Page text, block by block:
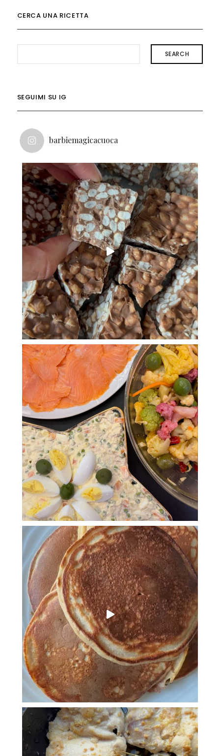
CERCA UNA RICETTA
SEARCH
SEGUIMI SU IG
barbiemagicacuoca